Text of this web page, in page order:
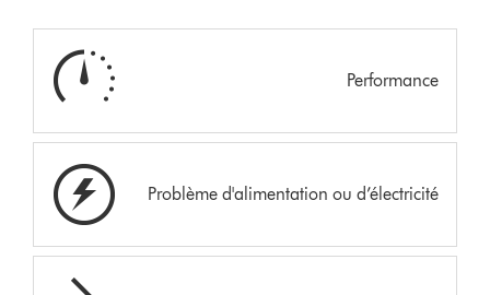
Performance
Problème d'alimentation ou d’électricité